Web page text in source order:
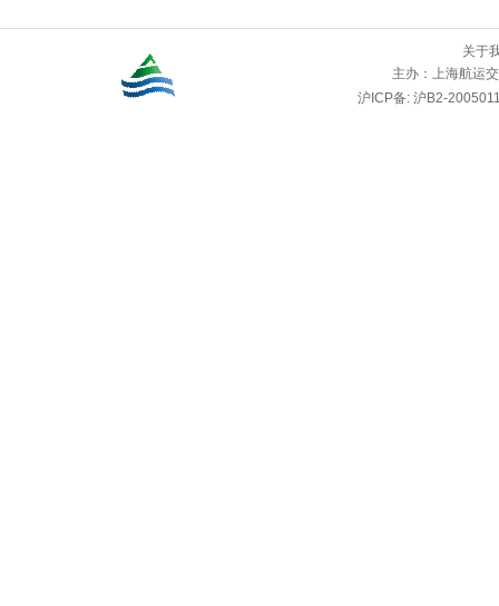
关于
主办： 上海航运
沪ICP备: 沪B2-